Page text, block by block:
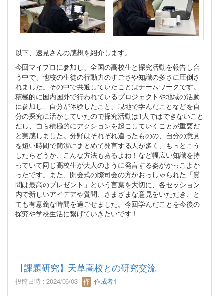
以下、速見さんの感想を紹介します。
今回マイプロに参加し、全国の高校生と探究活動を報告し合
う中で、他校の生徒の行動力のすごさや知識の多さに圧倒さ
れました。その中で共通していたことはチームワークです。
積極的に国内国外で行われているプロジェクトや地域の活動
に参加し、自分が体験したこと、現地で学んだことなどを自
分の探究に活かしていたので探究活動は1人ではできないこと
だし、自ら積極的にアクションを起こしていくことが重要だ
と実感しました。分野はそれぞれ違ったものの、自分の意見
を短い時間で簡潔にまとめて発言する人が多く、もっとこう
したらどうか、こんな方法もあるよね！など幅広い知識を持
っていて同じ高校生が大人のように発言する姿がかっこよか
ったです。また、開会式の際司会の方がおっしゃられた「質
問は最高のプレゼント」という言葉を大切に、各セッション
内で新しいアイデアや質問、さまざまな意見をいただき、と
ても有意義な時間を過ごせました。今回学んだことを今後の
探究や学校生活に繋げていきたいです！
【課題研究】天草高校との研究交流
投稿日時 : 2024/06/03 作成者1